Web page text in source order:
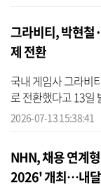
그라비티, 박현철
제 전환
국내 게임사 그라비
로 전환했다고 13일
(MMORPG) '라그나
2026-07-13 15:38:41
NHN, 채용 연계
2026' 개최…내